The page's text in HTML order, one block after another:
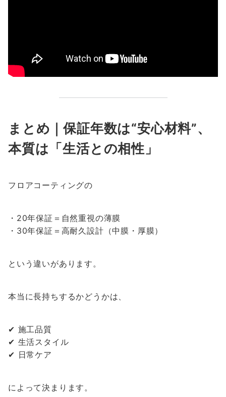
まとめ｜保証年数は“安心材料”、
本質は「生活との相性」
フロアコーティングの
・20年保証＝自然重視の薄膜
・30年保証＝高耐久設計（中膜・厚膜）
という違いがあります。
本当に長持ちするかどうかは、
✔ 施工品質
✔ 生活スタイル
✔ 日常ケア
によって決まります。